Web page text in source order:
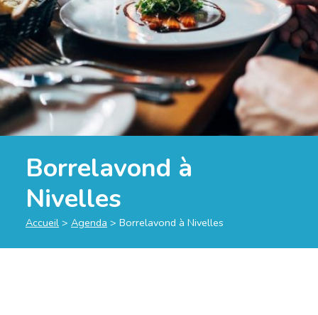
Borrelavond à
Nivelles
Accueil > Agenda > Borrelavond à Nivelles